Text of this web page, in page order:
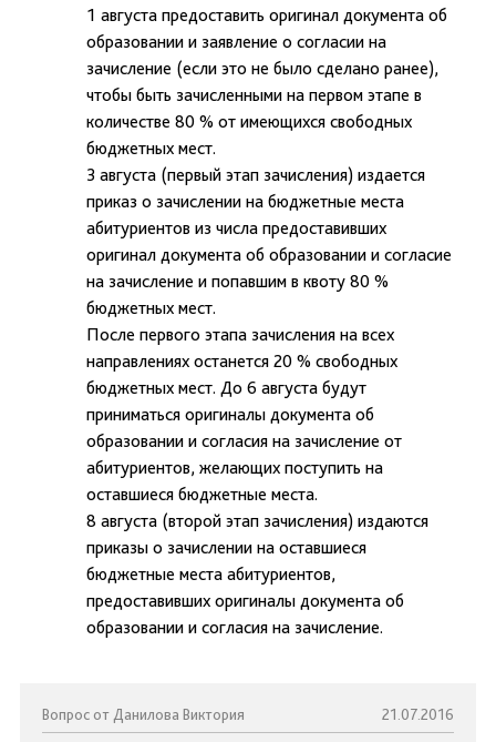
1 августа предоставить оригинал документа об
образовании и заявление о согласии на
зачисление (если это не было сделано ранее),
чтобы быть зачисленными на первом этапе в
количестве 80 % от имеющихся свободных
бюджетных мест.
3 августа (первый этап зачисления) издается
приказ о зачислении на бюджетные места
абитуриентов из числа предоставивших
оригинал документа об образовании и согласие
на зачисление и попавшим в квоту 80 %
бюджетных мест.
После первого этапа зачисления на всех
направлениях останется 20 % свободных
бюджетных мест. До 6 августа будут
приниматься оригиналы документа об
образовании и согласия на зачисление от
абитуриентов, желающих поступить на
оставшиеся бюджетные места.
8 августа (второй этап зачисления) издаются
приказы о зачислении на оставшиеся
бюджетные места абитуриентов,
предоставивших оригиналы документа об
образовании и согласия на зачисление.
Вопрос от Данилова Виктория 21.07.2016